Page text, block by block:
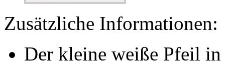
Zusätzliche Informationen:
Der kleine weiße Pfeil